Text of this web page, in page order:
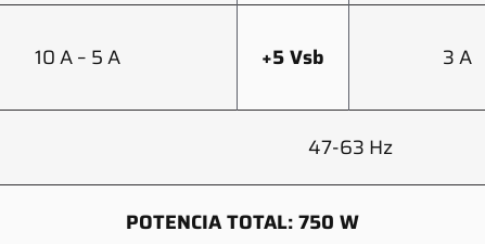
10 A – 5 A +5 Vsb 3 A
47-63 Hz
POTENCIA TOTAL: 750 W